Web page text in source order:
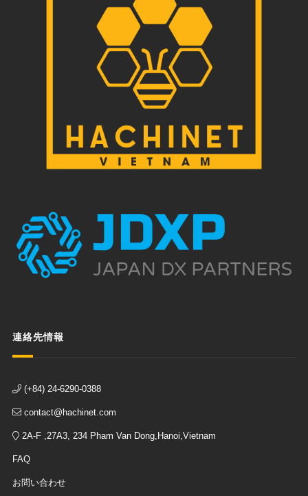
連絡先情報
(+84) 24-6290-0388
contact@hachinet.com
2A-F ,27A3, 234 Pham Van Dong,Hanoi,Vietnam
FAQ
お問い合わせ